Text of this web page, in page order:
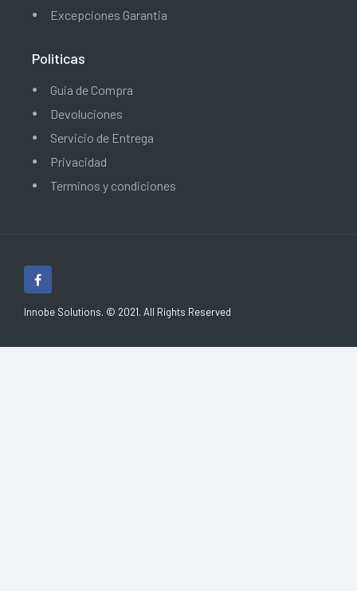
Excepciones Garantia
Politicas
Guia de Compra
Devoluciones
Servicio de Entrega
Privacidad
Terminos y condiciones
Innobe Solutions. © 2021. All Rights Reserved